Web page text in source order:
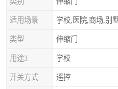
适用场景 学校,医院,商场,别
类型 伸缩门
用途3 学校
开关方式 遥控